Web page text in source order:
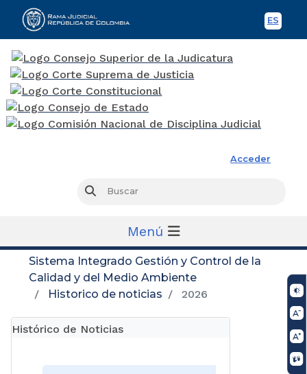
ES
Acceder
Buscar
Menú
Sistema Integrado Gestión y Control de la
Calidad y del Medio Ambiente
Historico de noticias
2026
Histórico de Noticias